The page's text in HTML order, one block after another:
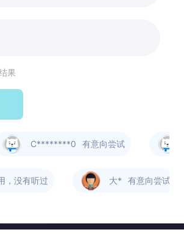
果
C********0 有意向尝试
没有听过 大* 有意向尝试